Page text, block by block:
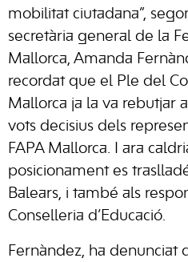
mobilitat ciutadana”,
secretària general de la
Mallorca, Amanda
recordat que el Ple del
Mallorca ja la va rebutjar
vots decisius dels
FAPA Mallorca. I ara
posicionament es
Balears, i també als
Conselleria d’Educació.
Fernàndez, ha denunciat